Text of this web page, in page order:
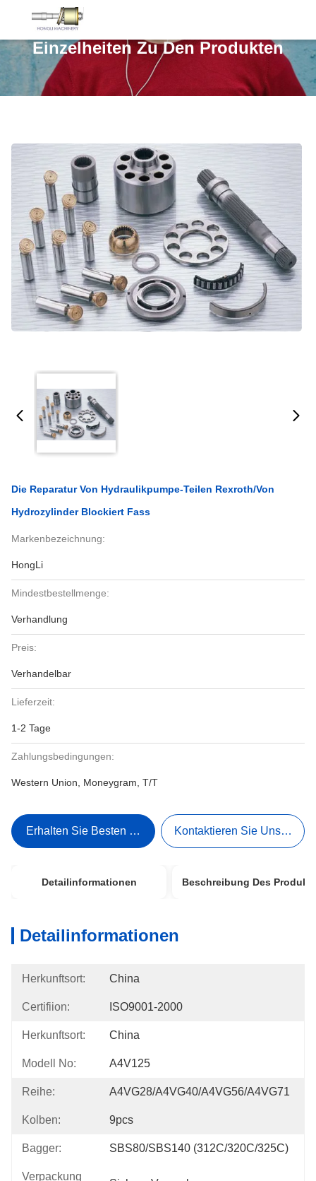
Einzelheiten Zu Den Produkten
Die Reparatur Von Hydraulikpumpe-Teilen Rexroth/von
Hydrozylinder Blockiert Fass
Markenbezeichnung:
HongLi
Mindestbestellmenge:
Verhandlung
Preis:
Verhandelbar
Lieferzeit:
1-2 Tage
Zahlungsbedingungen:
Western Union, Moneygram, T/T
Erhalten Sie Besten Preis Kontaktieren Sie Uns Jetzt
Detailinformationen Beschreibung Des
Detailinformationen
Herkunftsort: China
Certifiion: ISO9001-2000
Herkunftsort: China
Modell No: A4V125
Reihe: A4VG28/A4VG40/A4VG56/A4VG71
Kolben: 9pcs
Bagger: SBS80/SBS140 (312C/320C/325C)
Verpackung